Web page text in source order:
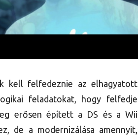
kell felfedeznie az elhagyatott
feladatokat, hogy felfedje
erősen épített a DS és a Wii
de a modernizálása amennyit,